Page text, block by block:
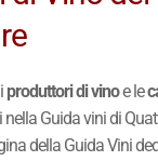
produttori di vinoe le
Guida vini di
della Guida Vini